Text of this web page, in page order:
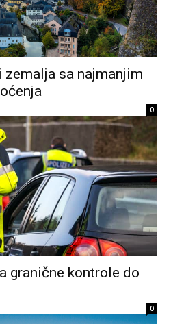
zemalja sa najmanjim
0
granične kontrole do
0